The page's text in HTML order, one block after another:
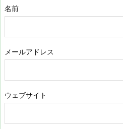
名前
メールアドレス
ウェブサイト